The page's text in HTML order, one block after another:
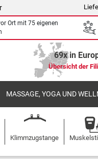
Ort mit 75 eigenen
69x in
Übersicht der
MASSAGE, YOGA UND
Klimmzugstange